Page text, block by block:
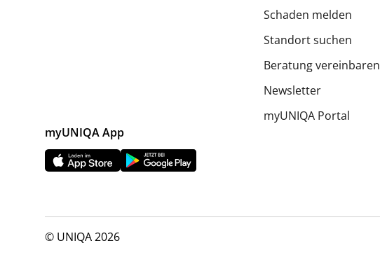
Schaden melden
Standort suchen
Beratung vereinbaren
Newsletter
myUNIQA Portal
myUNIQA App
© UNIQA 2026